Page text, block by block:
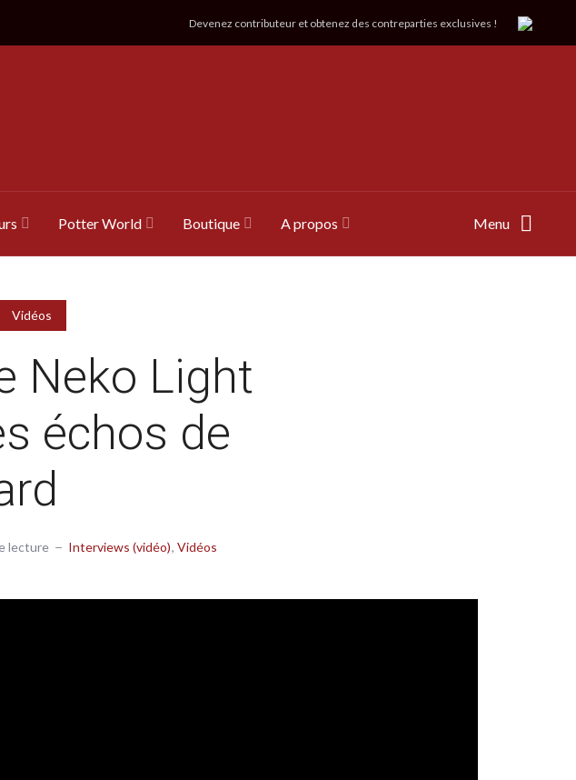
Devenez contributeur et obtenez des contreparties exclusives !
Potter World Boutique A propos Menu
Vidéos
Neko Light
échos de
lecture Interviews (vidéo) Vidéos